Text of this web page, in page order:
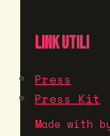
LINK UTILI
Press
Press Kit
Made with